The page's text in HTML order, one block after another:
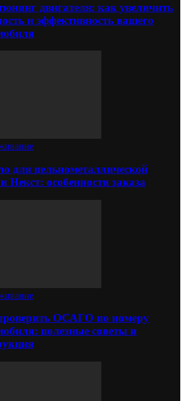
двигателя: как увеличить
и эффективность вашего
для цельнометаллической
Некст: особенности заказа
ОСАГО по номеру
полезные советы и